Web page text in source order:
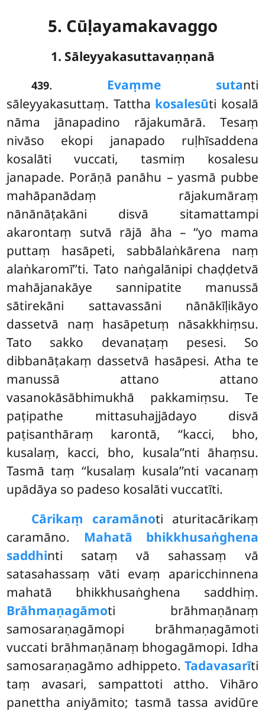
5. Cūḷayamakavaggo
1. Sāleyyakasuttavaṇṇanā
439. Evaṃme sutanti
sāleyyakasuttaṃ. Tattha kosalesūti kosalā
nāma jānapadino rājakumārā. Tesaṃ
nivāso ekopi janapado ruḷhīsaddena
kosalāti vuccati, tasmiṃ kosalesu
janapade. Porāṇā panāhu – yasmā pubbe
mahāpanādaṃ rājakumāraṃ
nānānāṭakāni disvā sitamattampi
akarontaṃ sutvā rājā āha – ‘‘yo mama
puttaṃ hasāpeti, sabbālaṅkārena naṃ
alaṅkaromī’’ti. Tato naṅgalānipi chaḍḍetvā
mahājanakāye sannipatite manussā
sātirekāni sattavassāni nānākīḷikāyo
dassetvā naṃ hasāpetuṃ nāsakkhiṃsu.
Tato sakko devanaṭaṃ pesesi. So
dibbanāṭakaṃ dassetvā hasāpesi. Atha te
manussā attano attano
vasanokāsābhimukhā pakkamiṃsu. Te
paṭipathe mittasuhajjādayo disvā
paṭisanthāraṃ karontā, ‘‘kacci, bho,
kusalaṃ, kacci, bho, kusala’’nti āhaṃsu.
Tasmā taṃ ‘‘kusalaṃ kusala’’nti vacanaṃ
upādāya so padeso kosalāti vuccatīti.
Cārikaṃ caramānoti aturitacārikaṃ
caramāno. Mahatā bhikkhusaṅghena
saddhinti sataṃ vā sahassaṃ vā
satasahassaṃ vāti evaṃ aparicchinnena
mahatā bhikkhusaṅghena saddhiṃ.
Brāhmaṇagāmoti brāhmaṇānaṃ
samosaraṇagāmopi brāhmaṇagāmoti
vuccati brāhmaṇānaṃ bhogagāmopi. Idha
samosaraṇagāmo adhippeto. Tadavasarīti
taṃ avasari, sampattoti attho. Vihāro
panettha aniyāmito; tasmā tassa avidūre